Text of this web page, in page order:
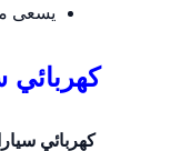
يسعى
كهربائي
كهربائي